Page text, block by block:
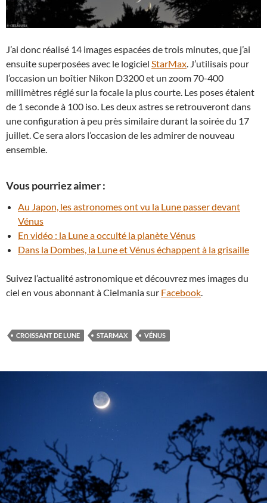
J’ai donc réalisé 14 images espacées de trois minutes, que j’ai
ensuite superposées avec le logiciel StarMax . J’utilisais pour
l’occasion un boîtier Nikon D3200 et un zoom 70-400
millimètres réglé sur la focale la plus courte. Les poses étaient
de 1 seconde à 100 iso. Les deux astres se retrouveront dans
une configuration à peu près similaire durant la soirée du 17
juillet. Ce sera alors l’occasion de les admirer de nouveau
ensemble.
Vous pourriez aimer :
Au Japon, les astronomes ont vu la Lune passer devant
Vénus
En vidéo : la Lune a occulté la planète Vénus
Dans la Dombes, la Lune et Vénus échappent à la grisaille
Suivez l’actualité astronomique et découvrez mes images du
ciel en vous abonnant à Cielmania sur Facebook
CROISSANT DE LUNE STARMAX VÉNUS